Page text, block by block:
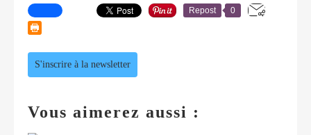
Repost 0
S'inscrire à la newsletter
Vous aimerez aussi :